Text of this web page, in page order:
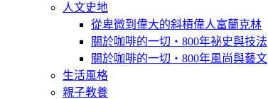
人文史地
從卑微到偉大的斜槓偉人富蘭克林
關於咖啡的一切‧800年祕史與技法
關於咖啡的一切‧800年風尚與藝文
生活風格
親子教養